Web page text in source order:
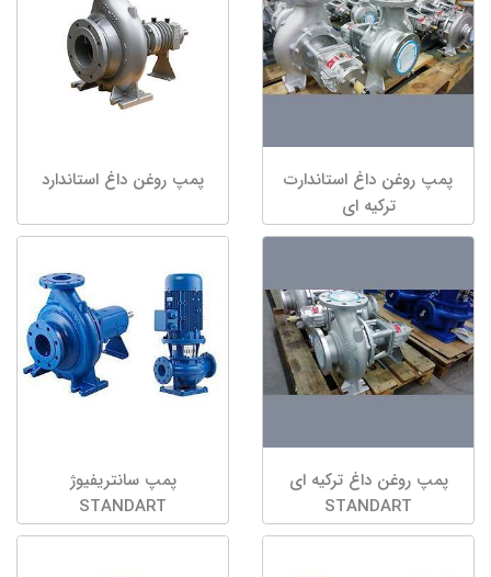
پمپ روغن داغ استاندارت
ترکیه ای
پمپ روغن داغ استاندارد
پمپ روغن داغ ترکیه ای
STANDART
پمپ سانتریفیوژ
STANDART